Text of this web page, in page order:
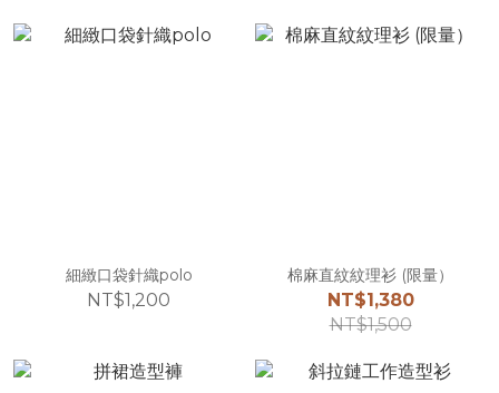
細緻口袋針織polo
NT$1,200
棉麻直紋紋理衫 (限量）
NT$1,380
NT$1,500